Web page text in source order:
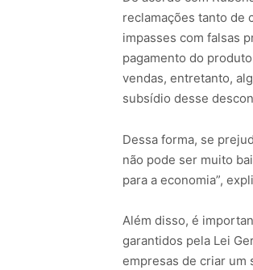
reclamações tanto de
impasses com falsas
pagamento do
vendas, entretanto,
subsídio desse
Dessa forma, se
não pode ser muito
para a economia”,
Além disso, é
garantidos pela Lei
empresas de criar um